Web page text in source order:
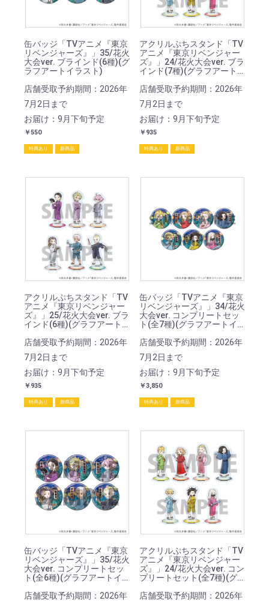
缶バッジ「TVアニメ『東京
リベンジャーズ』」35/花火
大会ver. ブラインド(6種)(グ
ラフアートイラスト)
店舗受取予約期間：2026年
7月2日まで
お届け：9月下旬予定
￥550
特典あり 新商品
アクリルぷちスタンド「TV
アニメ『東京リベンジャー
ズ』」24/花火大会ver. ブラ
インド(7種)(グラフアート
店舗受取予約期間：2026年
7月2日まで
お届け：9月下旬予定
￥935
特典あり 新商品
アクリルぷちスタンド「TV
アニメ『東京リベンジャー
ズ』」25/花火大会ver. ブラ
インド(6種)(グラフアート
店舗受取予約期間：2026年
7月2日まで
お届け：9月下旬予定
￥935
特典あり 新商品
缶バッジ「TVアニメ『東京
リベンジャーズ』」34/花火
大会ver. コンプリートセッ
ト(全7種)(グラフアートイ
店舗受取予約期間：2026年
7月2日まで
お届け：9月下旬予定
￥3,850
特典あり 新商品
缶バッジ「TVアニメ『東京
リベンジャーズ』」35/花火
大会ver. コンプリートセッ
ト(全6種)(グラフアートイ
店舗受取予約期間：2026年
アクリルぷちスタンド「TV
アニメ『東京リベンジャー
ズ』」24/花火大会ver. コン
プリートセット(全7種)(グ
店舗受取予約期間：2026年